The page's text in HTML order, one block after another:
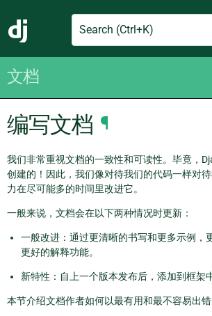
Django
Search
文档
编写文档 ¶
我们非常重视文档的一致性和可读性。毕竟，
创建的！因此，我们像对待我们的代码一样对
力在尽可能多的时间里改进它。
一般来说，文档会在以下两种情况时更新：
一般改进：通过更清晰的书写和更多示例，
更好的解释功能。
新特性：自上一个版本发布后，添加到框架
本节介绍文档作者如何以最有用和最不容易出错